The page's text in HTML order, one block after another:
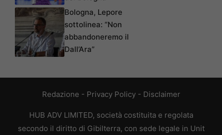
Bologna, Lepore
sottolinea: “Non
abbandoneremo il
Dall’Ara”
Redazione - Privacy Policy- Disclaimer
HUB ADV LIMITED, società costituita e regolata
secondo il diritto di Gibilterra, con sede legale in Unit